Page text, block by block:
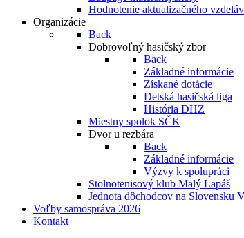
Hodnotenie aktualizačného
Organizácie
Back
Dobrovoľný hasičský zbor
Back
Základné informácie
Získané dotácie
Detská hasičská liga
História DHZ
Miestny spolok SČK
Dvor u rezbára
Back
Základné informácie
Výzvy k spolupráci
Stolnotenisový klub Malý Lapáš
Jednota dôchodcov na Slovensku
Voľby samospráva 2026
Kontakt